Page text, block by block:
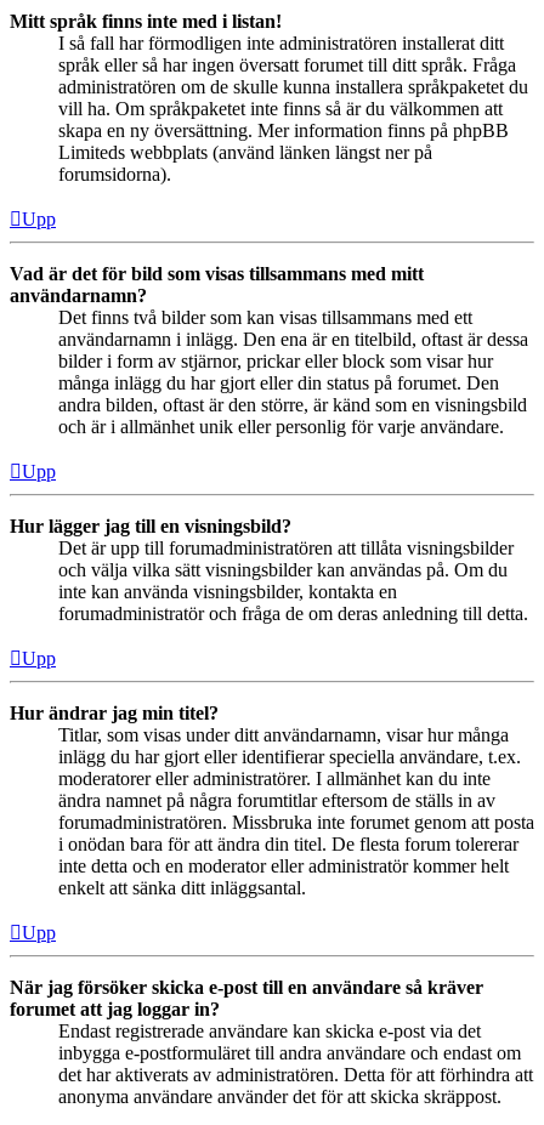
Mitt språk finns inte med i listan!
I så fall har förmodligen inte administratören installerat ditt
språk eller så har ingen översatt forumet till ditt språk. Fråga
administratören om de skulle kunna installera språkpaketet du
vill ha. Om språkpaketet inte finns så är du välkommen att
skapa en ny översättning. Mer information finns på phpBB
Limiteds webbplats (använd länken längst ner på
forumsidorna).
Upp
Vad är det för bild som visas tillsammans med mitt
användarnamn?
Det finns två bilder som kan visas tillsammans med ett
användarnamn i inlägg. Den ena är en titelbild, oftast är dessa
bilder i form av stjärnor, prickar eller block som visar hur
många inlägg du har gjort eller din status på forumet. Den
andra bilden, oftast är den större, är känd som en visningsbild
och är i allmänhet unik eller personlig för varje användare.
Upp
Hur lägger jag till en visningsbild?
Det är upp till forumadministratören att tillåta visningsbilder
och välja vilka sätt visningsbilder kan användas på. Om du
inte kan använda visningsbilder, kontakta en
forumadministratör och fråga de om deras anledning till detta.
Upp
Hur ändrar jag min titel?
Titlar, som visas under ditt användarnamn, visar hur många
inlägg du har gjort eller identifierar speciella användare, t.ex.
moderatorer eller administratörer. I allmänhet kan du inte
ändra namnet på några forumtitlar eftersom de ställs in av
forumadministratören. Missbruka inte forumet genom att posta
i onödan bara för att ändra din titel. De flesta forum tolererar
inte detta och en moderator eller administratör kommer helt
enkelt att sänka ditt inläggsantal.
Upp
När jag försöker skicka e-post till en användare så kräver
forumet att jag loggar in?
Endast registrerade användare kan skicka e-post via det
inbygga e-postformuläret till andra användare och endast om
det har aktiverats av administratören. Detta för att förhindra att
anonyma användare använder det för att skicka skräppost.